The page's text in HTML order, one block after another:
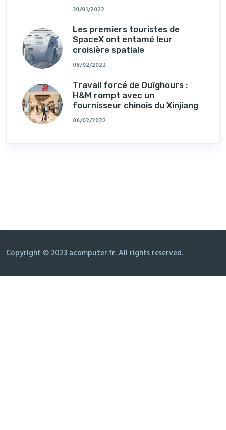
30/01/2022
Les premiers touristes de
SpaceX ont entamé leur
croisière spatiale
08/02/2022
Travail forcé de Ouïghours :
H&M rompt avec un
fournisseur chinois du Xinjiang
06/02/2022
Copyright © 2023 acomputer.fr. All rights reserved.